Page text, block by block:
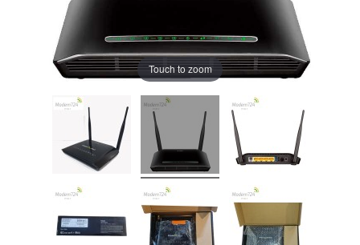
Touch to zoom